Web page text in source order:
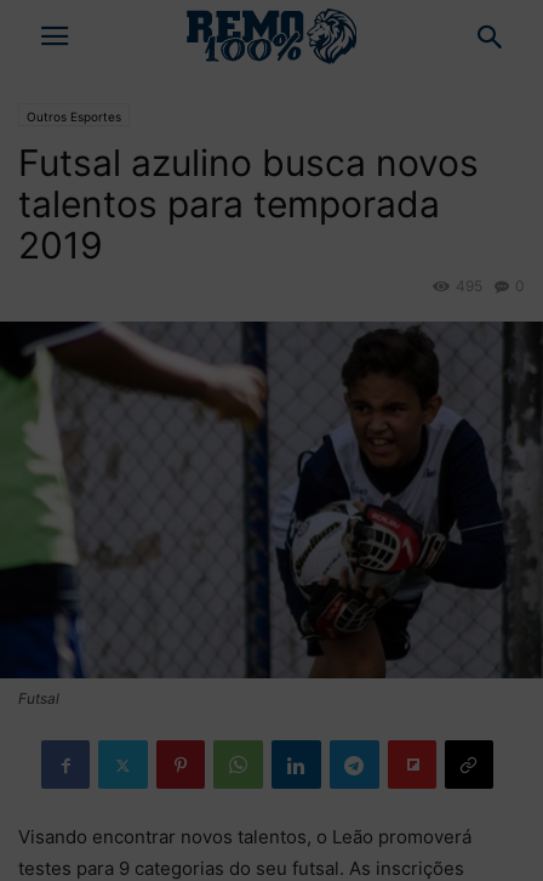
Outros Esportes
Futsal azulino busca novos
talentos para temporada
2019
0
495
Futsal
Visando encontrar novos talentos, o Leão promoverá
testes para 9 categorias do seu futsal. As inscrições